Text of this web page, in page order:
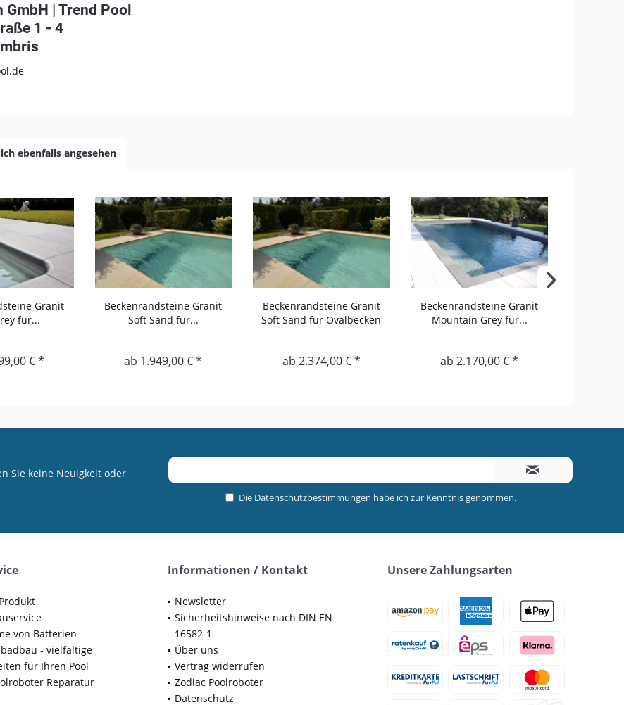
GmbH | Trend Pool
1 - 4
ebenfalls angesehen
Granit
für...
€ *
Beckenrandsteine Granit
Soft Sand für...
ab 1.949,00 € *
Beckenrandsteine Granit
Soft Sand für Ovalbecken
ab 2.374,00 € *
Beckenrandsteine Granit
Mountain Grey für...
ab 2.170,00 € *
Sie keine Neuigkeit oder
Die Datenschutzbestimmungen habe ich zur Kenntnis genommen.
von Batterien
- vielfältige
für Ihren Pool
Reparatur
Informationen / Kontakt
Newsletter
Sicherheitshinweise nach DIN EN
16582-1
Über uns
Vertrag widerrufen
Zodiac Poolroboter
Datenschutz
Unsere Zahlungsarten